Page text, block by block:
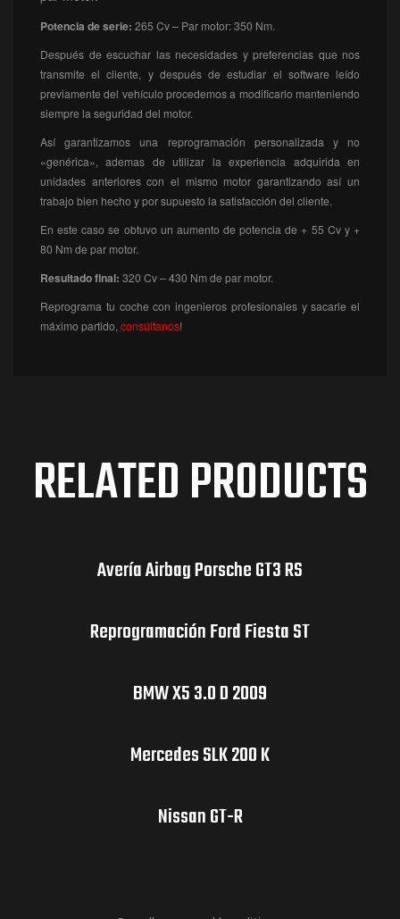
Potencia de serie: 265 Cv – Par motor: 350 Nm.
Después de escuchar las necesidades y preferencias que nos
transmite el cliente, y después de estudiar el software leído
previamente del vehículo procedemos a modificarlo manteniendo
siempre la seguridad del motor.
Así garantizamos una reprogramación personalizada y no
«genérica», ademas de utilizar la experiencia adquirida en
unidades anteriores con el mismo motor garantizando así un
trabajo bien hecho y por supuesto la satisfacción del cliente.
En este caso se obtuvo un aumento de potencia de + 55 Cv y +
80 Nm de par motor.
Resultado final: 320 Cv – 430 Nm de par motor.
Reprograma tu coche con ingenieros profesionales y sacarle el
máximo partido, consúltanos!
RELATED PRODUCTS
Avería Airbag Porsche GT3 RS
Reprogramación Ford Fiesta ST
BMW X5 3.0 D 2009
Mercedes SLK 200 K
Nissan GT-R